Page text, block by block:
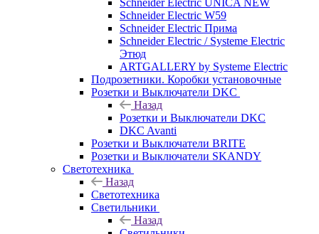
Schneider Electric W59
Schneider Electric Прима
Schneider Electric / Systeme Electric
Этюд
ARTGALLERY by Systeme Electric
Подрозетники. Коробки установочные
Розетки и Выключатели DKC
Назад
Розетки и Выключатели DKC
DKC Avanti
Розетки и Выключатели BRITE
Розетки и Выключатели SKANDY
Светотехника
Назад
Светотехника
Светильники
Назад